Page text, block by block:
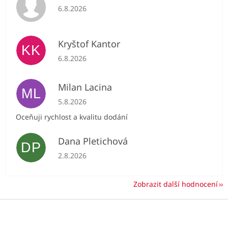
Hodnocení obchodu je 5 z 5 hvězdiček.
6.8.2026
KK Kryštof Kantor
Hodnocení obchodu je 5 z 5 hvězdiček.
6.8.2026
ML Milan Lacina
Hodnocení obchodu je 5 z 5 hvězdiček.
5.8.2026
Oceňuji rychlost a kvalitu dodání
DP Dana Pletichová
Hodnocení obchodu je 5 z 5 hvězdiček.
2.8.2026
Zobrazit další hodnocení
Z